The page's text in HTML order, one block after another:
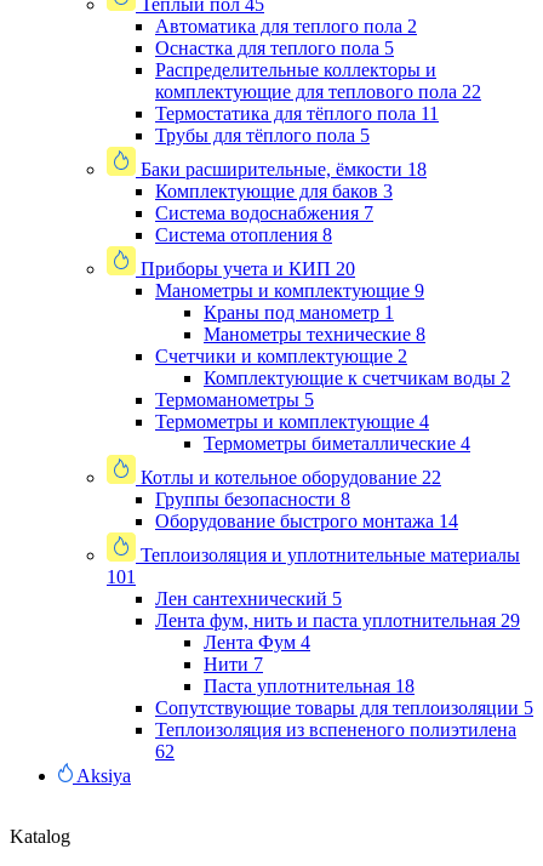
Теплый пол 45
Автоматика для теплого пола 2
Оснастка для теплого пола 5
Распределительные коллекторы и
комплектующие для теплового пола 22
Термостатика для тёплого пола 11
Трубы для тёплого пола 5
Баки расширительные, ёмкости 18
Комплектующие для баков 3
Система водоснабжения 7
Система отопления 8
Приборы учета и КИП 20
Манометры и комплектующие 9
Краны под манометр 1
Манометры технические 8
Счетчики и комплектующие 2
Комплектующие к счетчикам воды 2
Термоманометры 5
Термометры и комплектующие 4
Термометры биметаллические 4
Котлы и котельное оборудование 22
Группы безопасности 8
Оборудование быстрого монтажа 14
Теплоизоляция и уплотнительные материалы
101
Лен сантехнический 5
Лента фум, нить и паста уплотнительная 29
Лента Фум 4
Нити 7
Паста уплотнительная 18
Сопутствующие товары для теплоизоляции 5
Теплоизоляция из вспененого полиэтилена
62
Aksiya
Katalog